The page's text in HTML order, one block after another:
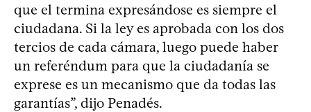
que el termina expresándose es siempre el
ciudadana. Si la ley es aprobada con los dos
tercios de cada cámara, luego puede haber
un referéndum para que la ciudadanía se
exprese es un mecanismo que da todas las
garantías”, dijo Penadés.